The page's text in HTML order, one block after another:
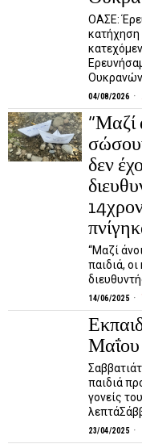
ΟΑΣΕ:
κατήχηση
Ουκρανών
04/08/2026
“Μαζί
δεν
“Μαζί
παιδιά,
14/06/2025
παιδιά
γονείς
23/04/2025